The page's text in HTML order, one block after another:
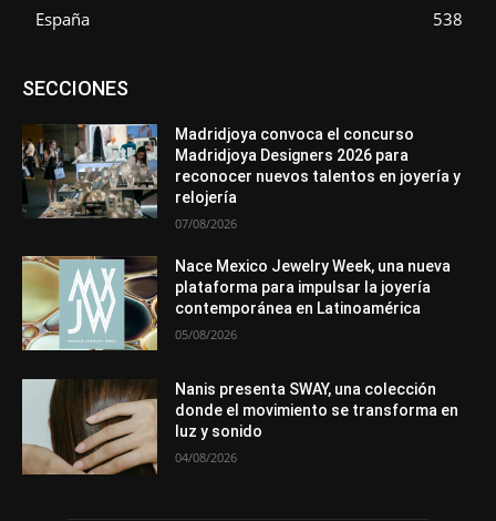
España
538
SECCIONESAsociaciones
Entrevistas
Mundo Técnico
Novedades Opiniones
Perspectiva
Premios
Secciones Sin categoría
Más
Madridjoya convoca el concurso
Madridjoya Designers 2026 para
reconocer nuevos talentos en joyería y
relojería
07/08/2026
Nace Mexico Jewelry Week, una nueva
plataforma para impulsar la joyería
contemporánea en Latinoamérica
05/08/2026
Nanis presenta SWAY, una colección
donde el movimiento se transforma en
luz y sonido
04/08/2026